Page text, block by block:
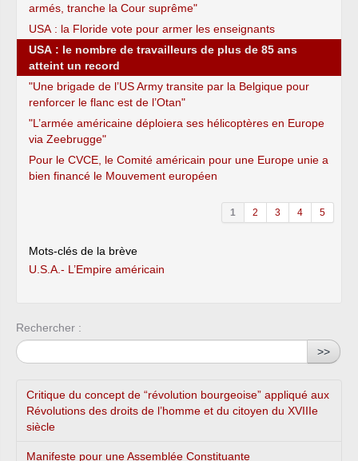
armés, tranche la Cour suprême"
USA : la Floride vote pour armer les enseignants
USA : le nombre de travailleurs de plus de 85 ans
atteint un record
"Une brigade de l’US Army transite par la Belgique pour
renforcer le flanc est de l’Otan"
"L’armée américaine déploiera ses hélicoptères en Europe
via Zeebrugge"
Pour le CVCE, le Comité américain pour une Europe unie a
bien financé le Mouvement européen
1 2 3 4 5
Mots-clés de la brève
U.S.A.- L’Empire américain
Rechercher :
>>
Critique du concept de “révolution bourgeoise” appliqué aux
Révolutions des droits de l’homme et du citoyen du XVIIIe
siècle
Manifeste pour une Assemblée Constituante